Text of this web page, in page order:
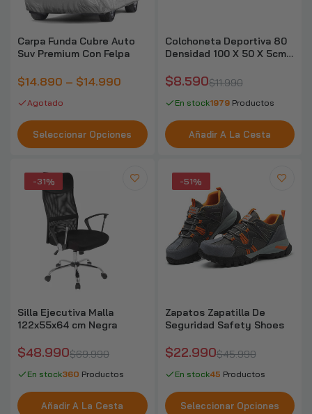
Carpa Funda Cubre Auto
Suv Premium Con Felpa
$14.890 – $14.990
Agotado
Seleccionar Opciones
Colchoneta Deportiva 80
Densidad 100 X 50 X 5cm
$8.590$11.990
En stock1979Productos
Añadir A La Cesta
-31%
Silla Ejecutiva Malla
122x55x64 cm Negra
$48.990$69.990
En stock360 Productos
Añadir A La Cesta
-51%
Zapatos Zapatilla De
Seguridad Safety Shoes
$22.990$45.990
En stock45 Productos
Seleccionar Opciones